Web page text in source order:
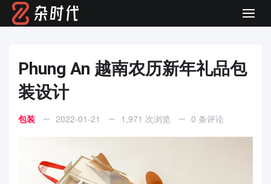
Menu
Phung An 越南农历新年礼品包
装设计
包装 2022-01-21 1,971 次浏览 0 条评论